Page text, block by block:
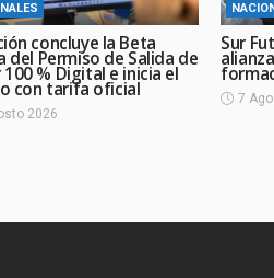
concluye la Beta
del Permiso de Salida de
100 % Digital e inicia el
con tarifa oficial
2026
Sur
7